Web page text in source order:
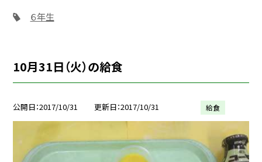
６年生
10月31日（火）の給食
公開日 2017/10/31 更新日 2017/10/31 給食